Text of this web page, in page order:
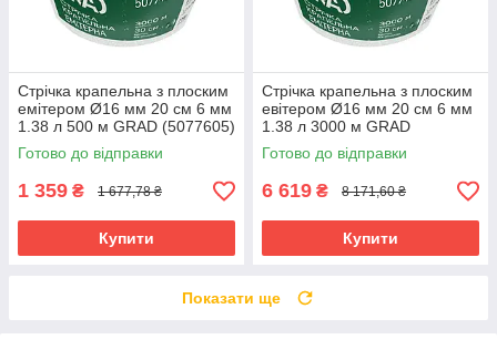
Стрічка крапельна з плоским
емітером Ø16 мм 20 см 6 мм
1.38 л 500 м GRAD (5077605)
riven
Готово до відправки
1 359 ₴ 1 677,78 ₴
Купити
Стрічка крапельна з плоским
евітером Ø16 мм 20 см 6 мм
1.38 л 3000 м GRAD
(5077625) riven
Готово до відправки
6 619 ₴ 8 171,60 ₴
Купити
Показати ще